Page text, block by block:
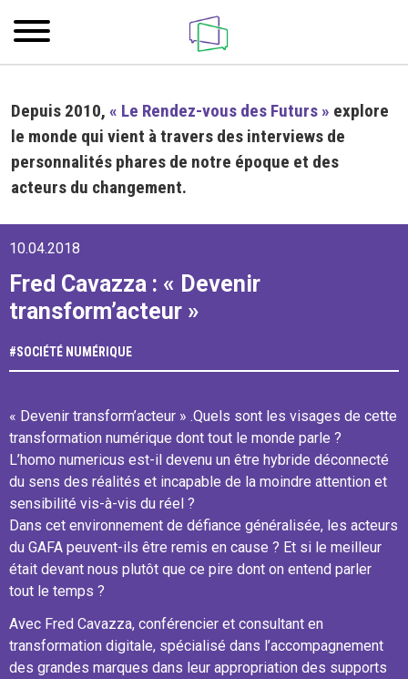
Depuis 2010, « Le Rendez-vous des Futurs » explore
le monde qui vient à travers des interviews de
personnalités phares de notre époque et des
acteurs du changement.
10.04.2018
Fred Cavazza : « Devenir
transform’acteur »
#SOCIÉTÉ NUMÉRIQUE
« Devenir transform’acteur » .Quels sont les visages de cette
transformation numérique dont tout le monde parle ?
L’homo numericus est-il devenu un être hybride déconnecté
du sens des réalités et incapable de la moindre attention et
sensibilité vis-à-vis du réel ?
Dans cet environnement de défiance généralisée, les acteurs
du GAFA peuvent-ils être remis en cause ? Et si le meilleur
était devant nous plutôt que ce pire dont on entend parler
tout le temps ?
Avec Fred Cavazza, conférencier et consultant en
transformation digitale, spécialisé dans l’accompagnement
des grandes marques dans leur appropriation des supports